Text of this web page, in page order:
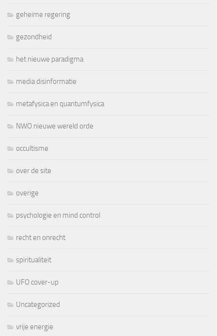
geheime regering
gezondheid
het nieuwe paradigma
media disinformatie
metafysica en quantumfysica
NWO nieuwe wereld orde
occultisme
over de site
overige
psychologie en mind control
recht en onrecht
spiritualiteit
UFO cover-up
Uncategorized
vrije energie